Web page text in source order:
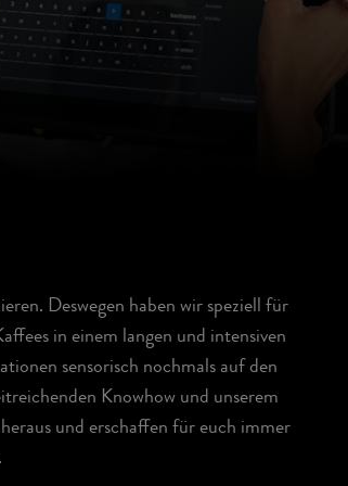
Deswegen haben wir speziell für
in einem langen und intensiven
sensorisch nochmals auf den
Knowhow und unserem
und erschaffen für euch immer